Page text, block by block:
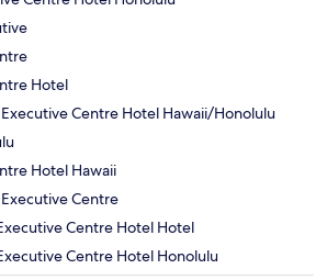
Hotel
Centre Hotel Hawaii/Honolulu
Hotel Hawaii
Centre
Centre Hotel Hotel
Centre Hotel Honolulu